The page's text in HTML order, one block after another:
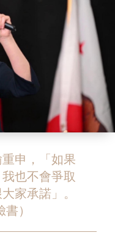
申，「如果
也不會爭取
家承諾」。
）